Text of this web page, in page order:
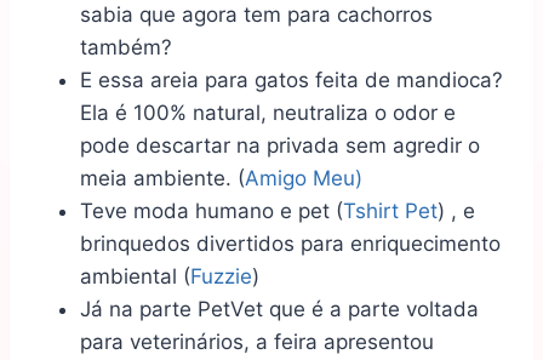
sabia que agora tem para cachorros
também?
E essa areia para gatos feita de mandioca?
Ela é 100% natural, neutraliza o odor e
pode descartar na privada sem agredir o
meia ambiente. (Amigo Meu)
Teve moda humano e pet (Tshirt Pet) , e
brinquedos divertidos para enriquecimento
ambiental (Fuzzie)
Já na parte PetVet que é a parte voltada
para veterinários, a feira apresentou